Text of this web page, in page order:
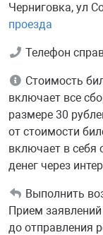
Черниговка, ул
проезда
Телефон
Стоимость
включает все
размере 30
от стоимости
включает в себя
денег через
Выполнить
Прием
до отправления